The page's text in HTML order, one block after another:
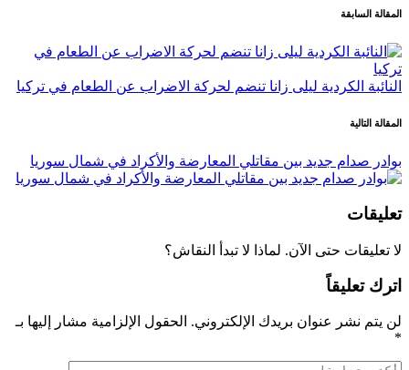
تصفّح
المقالات
المقالة السابقة
النائبة الكردية ليلى زانا تنضم لحركة الاضراب عن الطعام في تركيا
المقالة التالية
بوادر صدام جديد بين مقاتلي المعارضة والأكراد في شمال سوريا
تعليقات
لا تعليقات حتى الآن. لماذا لا تبدأ النقاش؟
اترك تعليقاً
لن يتم نشر عنوان بريدك الإلكتروني. الحقول الإلزامية مشار إليها بـ
*